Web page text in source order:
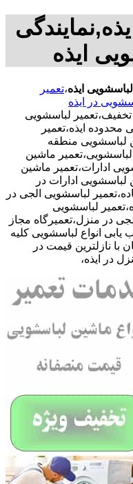
ایذه
ایذه،تعمیر
در ایذه
در صد تخفیف،تعمیر لباسشویی
محدوده ایذه،تعمیر
لباسشویی منطقه
لباسشویی،تعمیر ماشین
ادارات،تعمیر ماشین
ادارات در
لباسشویی الجی در
لباسشویی
در منزل،تعمیرگاه مجاز
انواع لباسشویی کلیه
با نازلترین قیمت در
در ایذه،